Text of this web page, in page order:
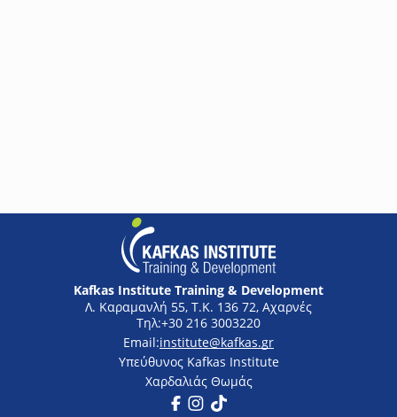
Kafkas Institute Training & Development
Λ. Καραμανλή 55, Τ.Κ. 136 72, Αχαρνές
+30 216 3003220
institute@kafkas.gr
Υπεύθυνος Kafkas Institute
Χαρδαλιάς Θωμάς
Facebook
Instagram
Tik Tok